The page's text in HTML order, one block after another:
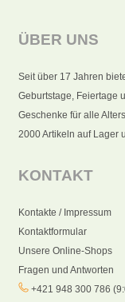
ÜBER UNS
Seit über 17 Jahren
Geburtstage, Feiertage
Geschenke für alle
2000 Artikeln auf Lager
KONTAKT
Kontakte / Impressum
Kontaktformular
Unsere Online-Shops
Fragen und Antworten
+421 948 300 786